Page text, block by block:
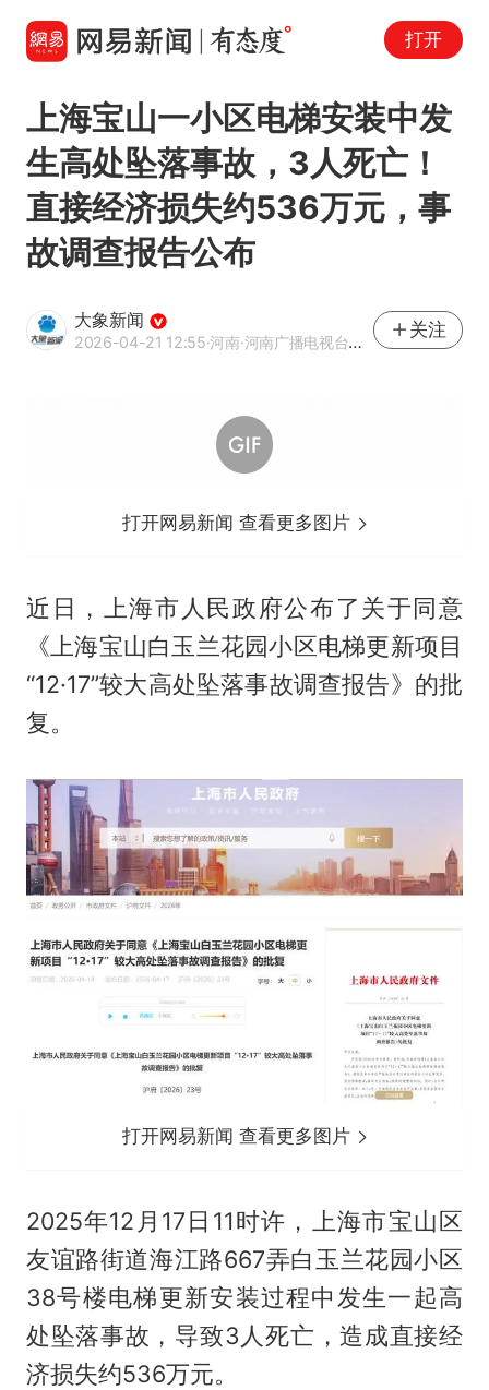
打开
上海宝山一小区电梯安装中发
生高处坠落事故，3人死亡！
直接经济损失约536万元，事
故调查报告公布
大象新闻
2026-04-21 12:55·河南·河南广播电视台官方网易号
关注
打开网易新闻 查看更多图片
近日，上海市人民政府公布了关于同意
《上海宝山白玉兰花园小区电梯更新项目
“12·17”较大高处坠落事故调查报告》的批
复。
打开网易新闻 查看更多图片
2025年12月17日11时许，上海市宝山区
友谊路街道海江路667弄白玉兰花园小区
38号楼电梯更新安装过程中发生一起高
处坠落事故，导致3人死亡，造成直接经
济损失约536万元。